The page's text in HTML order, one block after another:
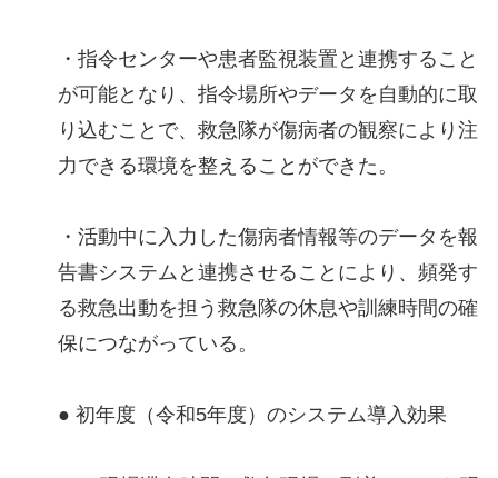
・指令センターや患者監視装置と連携すること
が可能となり、指令場所やデータを自動的に取
り込むことで、救急隊が傷病者の観察により注
力できる環境を整えることができた。
・活動中に入力した傷病者情報等のデータを報
告書システムと連携させることにより、頻発す
る救急出動を担う救急隊の休息や訓練時間の確
保につながっている。
● 初年度（令和5年度）のシステム導入効果